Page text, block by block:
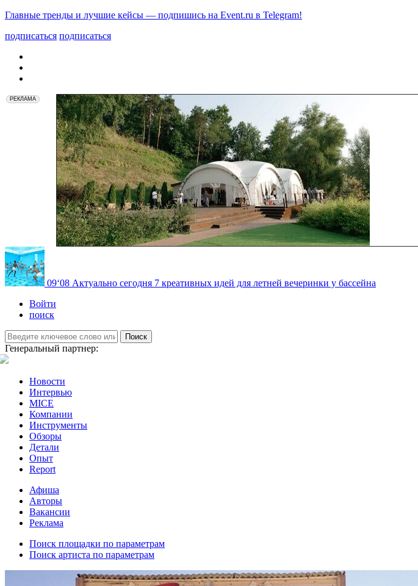
Главные тренды и лучшие кейсы — подпишись на Event.ru в Telegram!
подписаться подписаться
РЕКЛАМА
09‘08 Актуально сегодня 7 креативных идей для летней вечеринки у бассейна
Войти
поиск
Поиск
Генеральный партнер:
Новости
Интервью
MICE
Компании
Инструменты
Обзоры
Детали
Опыт
Report
Афиша
Авторы
Вакансии
Реклама
Поиск площадки по параметрам
Поиск артиста по параметрам